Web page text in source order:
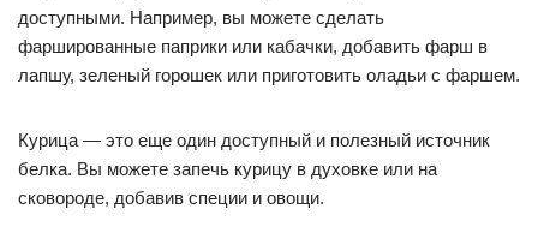
доступными. Например, вы можете сделать
фаршированные паприки или кабачки, добавить фарш в
лапшу, зеленый горошек или приготовить оладьи с фаршем.
Курица — это еще один доступный и полезный источник
белка. Вы можете запечь курицу в духовке или на
сковороде, добавив специи и овощи.